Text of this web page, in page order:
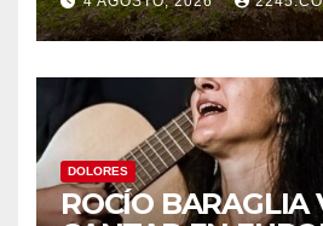
DE ZANJEO EN
SECTORES DE LA
DOLORES
ROCÍO BARAGLIA